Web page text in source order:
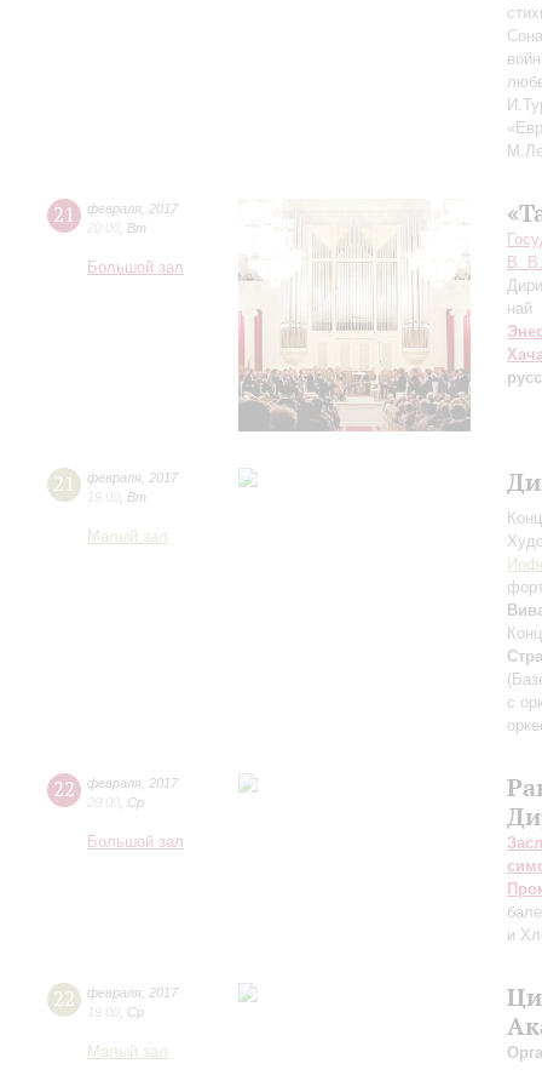
21 февраля 2017
20:00 Вт
Большой зал
В.
най
21 февраля 2017
19:00 Вт
Малый зал
с
22 февраля 2017
20:00 Ср
Большой зал
и
22 февраля 2017
19:00 Ср
Малый зал